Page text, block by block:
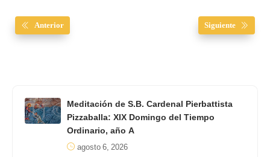
Anterior Siguiente
Meditación de S.B. Cardenal Pierbattista
Pizzaballa: XIX Domingo del Tiempo
Ordinario, año A
agosto 6, 2026